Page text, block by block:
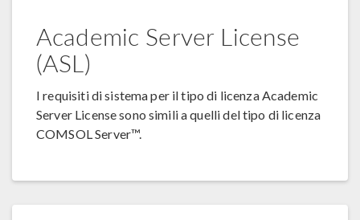
Academic Server License
(ASL)
I requisiti di sistema per il tipo di licenza Academic
Server License sono simili a quelli del tipo di licenza
COMSOL Server™.